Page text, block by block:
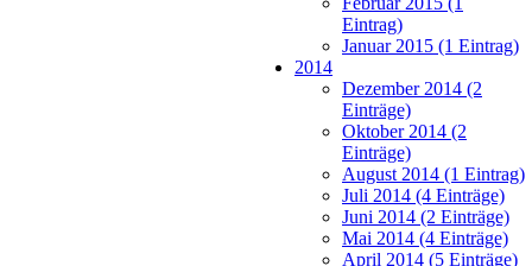
Eintrag)
Januar 2015 (1 Eintrag)
2014
Dezember 2014 (2
Einträge)
Oktober 2014 (2
Einträge)
August 2014 (1 Eintrag)
Juli 2014 (4 Einträge)
Juni 2014 (2 Einträge)
Mai 2014 (4 Einträge)
April 2014 (5 Einträge)